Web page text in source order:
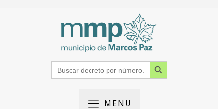
Search
for:
Search Button
MENU